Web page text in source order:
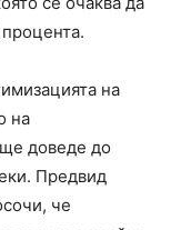
на
на
доведе до
Предвид
че